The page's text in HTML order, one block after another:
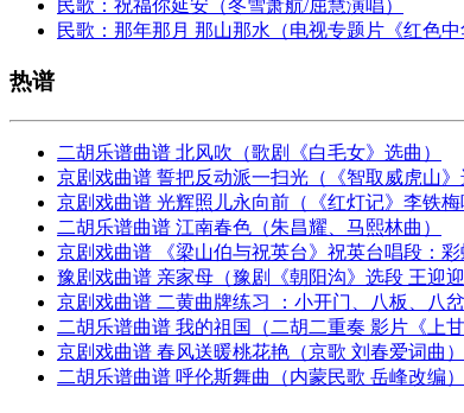
民歌：祝福你延安（冬雪萧航/屈慧演唱）
民歌：那年那月 那山那水（电视专题片《红色中
热谱
二胡乐谱曲谱 北风吹（歌剧《白毛女》选曲）
京剧戏曲谱 誓把反动派一扫光（《智取威虎山
京剧戏曲谱 光辉照儿永向前（《红灯记》李铁
二胡乐谱曲谱 江南春色（朱昌耀、马熙林曲）
京剧戏曲谱 《梁山伯与祝英台》祝英台唱段：
豫剧戏曲谱 亲家母（豫剧《朝阳沟》选段 王迎
京剧戏曲谱 二黄曲牌练习 ：小开门、八板、八岔
二胡乐谱曲谱 我的祖国（二胡二重奏 影片《上
京剧戏曲谱 春风送暖桃花艳（京歌 刘春爱词曲）
二胡乐谱曲谱 呼伦斯舞曲（内蒙民歌 岳峰改编）